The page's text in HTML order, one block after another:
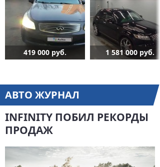
419 000 руб. 1 581 000 руб.
АВТО ЖУРНАЛ
INFINITY ПОБИЛ РЕКОРДЫ
ПРОДАЖ